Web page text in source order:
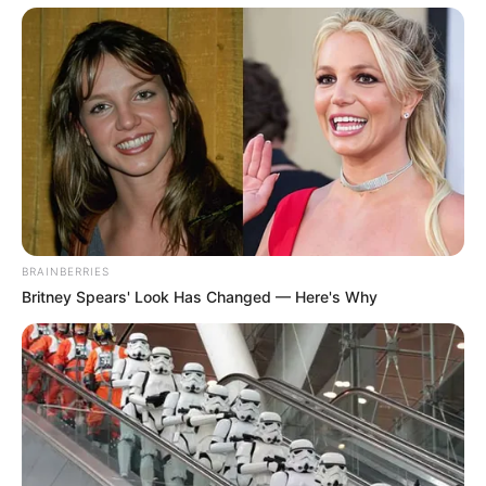
sete dias. A categoria, que reivindicava implantação do piso salarial
em acordo com o início de carreira, por parte da Prefeitura, iniciou
o ato no dia 31 de agosto e foi intimada pela Justiça no dia 5 de
setembro. No dia seguinte à intimação, os agentes deixaram a
edificação e o funcionamento das secretarias voltou ao normal no
dia 8 de setembro, após o feriado da Independência.
BRAINBERRIES
Britney Spears' Look Has Changed — Here's Why